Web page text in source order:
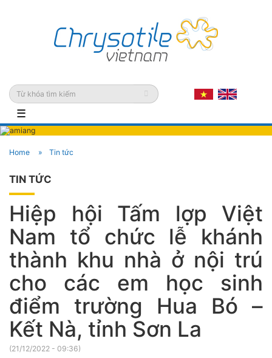
☰
Home Tin tức
TIN TỨC
Hiệp hội Tấm lợp Việt
Nam tổ chức lễ khánh
thành khu nhà ở nội trú
cho các em học sinh
điểm trường Hua Bó –
Kết Nà, tỉnh Sơn La
(21/12/2022 - 09:36)